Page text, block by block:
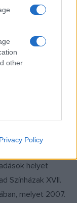
other
Privacy Policy
Nemzetközi
részt vevő
alapján
s ekkor
A Brecht
2007.
és a trilógia
helyet
Színházak XVII.
melyet 2007.